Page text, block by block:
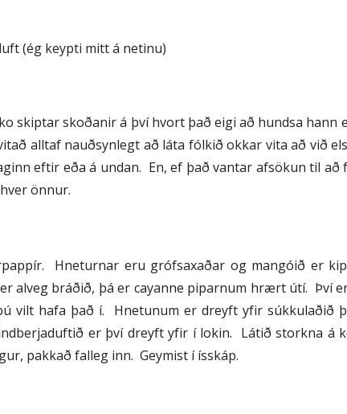
(ég keypti mitt á netinu)
skiptar skoðanir á því hvort það eigi að hundsa hann
alltaf nauðsynlegt að láta fólkið okkar vita að við
eftir eða á undan. En, ef það vantar afsökun til að
önnur.
Hneturnar eru grófsaxaðar og mangóið er
alveg bráðið, þá er cayanne piparnum hrært útí. Því
vilt hafa það í. Hnetunum er dreyft yfir súkkulaðið
er því dreyft yfir í lokin. Látið storkna á
pakkað falleg inn. Geymist í ísskáp.